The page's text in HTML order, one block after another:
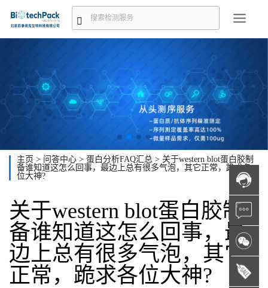
主页 > 问答中心 > 蛋白分析FAQ汇总 > 关于western blot蛋白胶制
备谁知道这怎么回事，最边上总有很多气泡，其它正常，跪求各
位大神?
关于western blot蛋白胶制
备谁知道这怎么回事，最
边上总有很多气泡，其它
正常，跪求各位大神?